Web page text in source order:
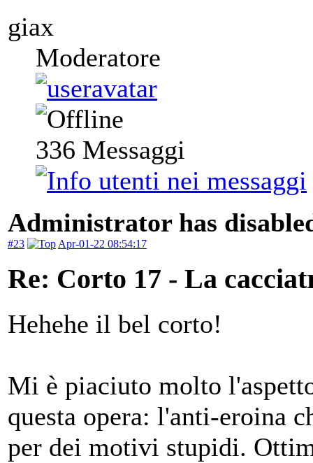
giax
Moderatore
336 Messaggi
Administrator has
#23 Apr-01-22 08:54:17
Re: Corto 17 - La
Hehehe il bel corto!
Mi è piaciuto molto
questa opera: l'anti-eroina
per dei motivi stupidi.